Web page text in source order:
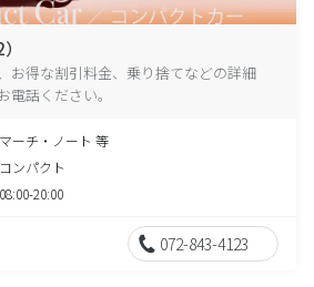
お得な割引料金、乗り捨てなどの詳細
話ください。
マーチ・ノート 等
コンパクト
08:00-20:00
072-843-4123